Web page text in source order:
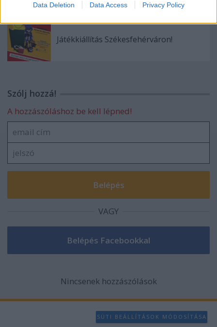
Data Deletion Data Access Privacy Policy
Játékkiállítás Székesfehérváron!
Szólj hozzá!
A hozzászóláshoz be kell lépned!
VAGY
Nincsenek hozzászólások
SÜTI BEÁLLÍTÁSOK MÓDOSÍTÁSA